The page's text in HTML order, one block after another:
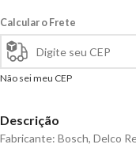
Calcular o Frete
Não sei meu CEP
Descrição
Fabricante: Bosch, Delco